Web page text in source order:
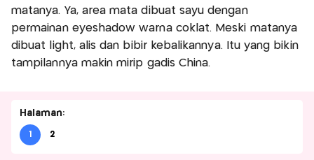
matanya. Ya, area mata dibuat sayu dengan
permainan eyeshadow warna coklat. Meski matanya
dibuat light, alis dan bibir kebalikannya. Itu yang bikin
tampilannya makin mirip gadis China.
Halaman:
1 2